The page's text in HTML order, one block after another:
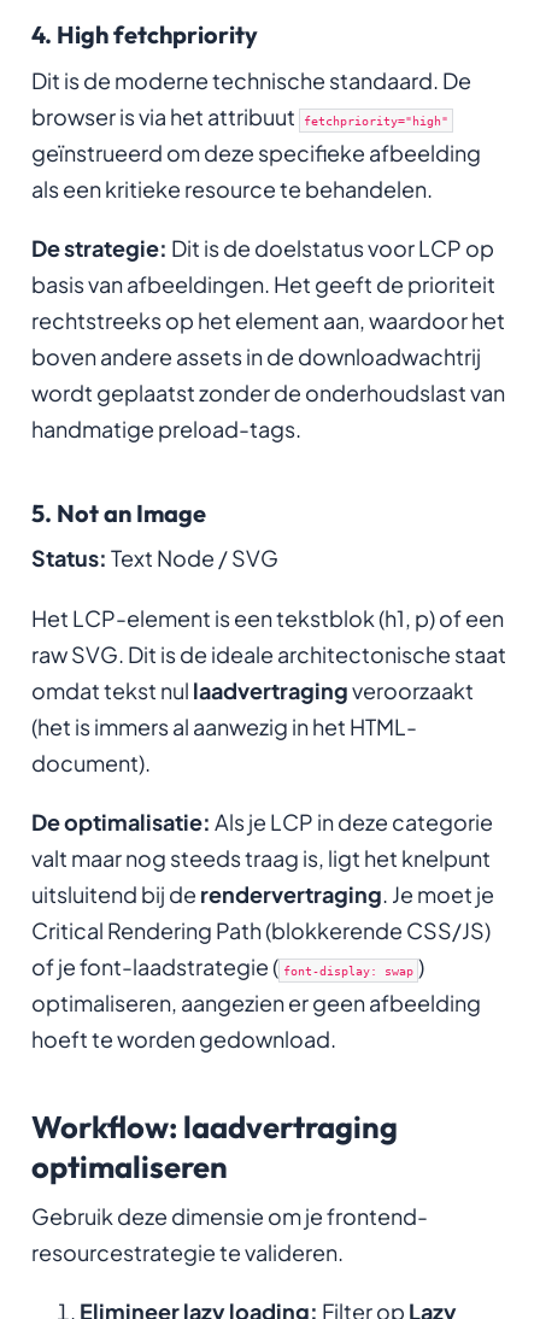
4. High fetchpriority
Dit is de moderne technische standaard. De
browser is via het attribuut
fetchpriority="high"
geïnstrueerd om deze specifieke afbeelding
als een kritieke resource te behandelen.
De strategie: Dit is de doelstatus voor LCP op
basis van afbeeldingen. Het geeft de prioriteit
rechtstreeks op het element aan, waardoor het
boven andere assets in de downloadwachtrij
wordt geplaatst zonder de onderhoudslast van
handmatige preload-tags.
5. Not an Image
Status: Text Node / SVG
Het LCP-element is een tekstblok (h1, p) of een
raw SVG. Dit is de ideale architectonische staat
omdat tekst nul laadvertragingveroorzaakt
(het is immers al aanwezig in het HTML-
document).
De optimalisatie: Als je LCP in deze categorie
valt maar nog steeds traag is, ligt het knelpunt
uitsluitend bij de rendervertraging. Je moet je
Critical Rendering Path (blokkerende CSS/JS)
of je font-laadstrategie ( font-display: swap )
optimaliseren, aangezien er geen afbeelding
hoeft te worden gedownload.
Workflow: laadvertraging
optimaliseren
Gebruik deze dimensie om je frontend-
resourcestrategie te valideren.
Elimineer lazy loading: Filter op Lazy